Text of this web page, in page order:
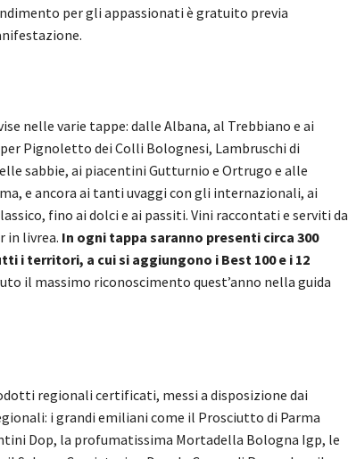
per gli appassionati è gratuito previa
nelle varie tappe: dalle Albana, al Trebbiano e ai
Pignoletto dei Colli Bolognesi, Lambruschi di
sabbie, ai piacentini Gutturnio e Ortrugo e alle
e ancora ai tanti uvaggi con gli internazionali, ai
fino ai dolci e ai passiti. Vini raccontati e serviti da
in livrea. In ogni tappa saranno presenti circa 300
i territori, a cui si aggiungono i Best 100 e i 12
il massimo riconoscimento quest’anno nella guida
regionali certificati, messi a disposizione dai
i grandi emiliani come il Prosciutto di Parma
Dop, la profumatissima Mortadella Bologna Igp, le